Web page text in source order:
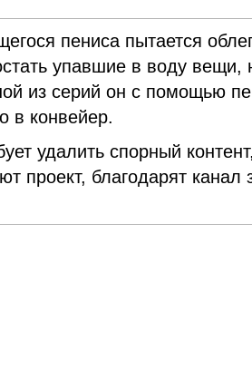
пениса пытается
упавшие в воду вещи,
из серий он с помощью
в конвейер.
удалить спорный контент,
проект, благодарят канал